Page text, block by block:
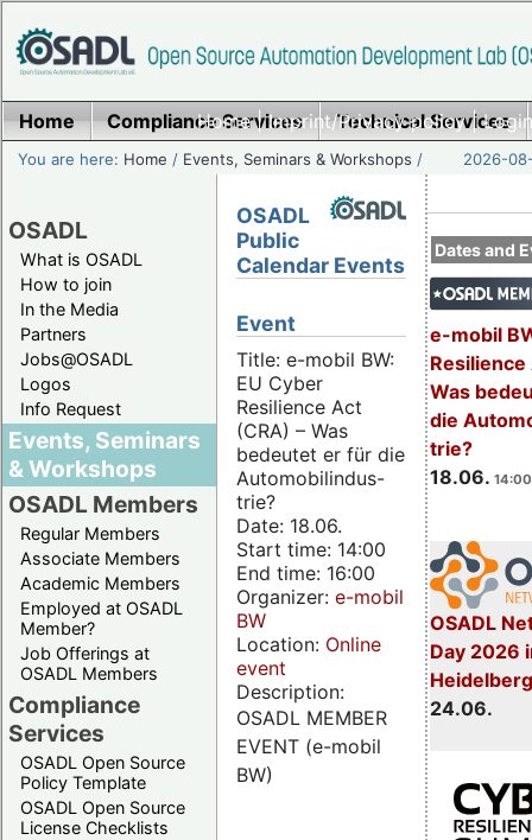
Home|Imprint/Privacy policy|
Home Compliance Services Technical Services
You are here: Home / Events, Seminars & Workshops / 2026-
OSADL
What is OSADL
How to join
In the Media
Partners
Jobs@OSADL
Logos
Info Request
Events, Seminars
& Workshops
OSADL Members
Regular Members
Associate Members
Academic Members
Employed at OSADL
Member?
Job Offerings at
OSADL Members
Compliance
Services
OSADL Open Source
Policy Template
OSADL Open Source
License Checklists
Dates and
e-mobil
Resilience
Was
die
trie?
18.06.
OSADL
Day 2026
24.06.
OSADL
Public
Calendar Events
Event
Title: e-mobil BW:
EU Cyber
Resilience Act
(CRA) – Was
bedeutet er für die
Automobilindus-
trie?
Date: 18.06.
Start time: 14:00
End time: 16:00
Organizer: e-mobil
BW
Location: Online
event
Description:
OSADL MEMBER
EVENT (e-mobil
BW)